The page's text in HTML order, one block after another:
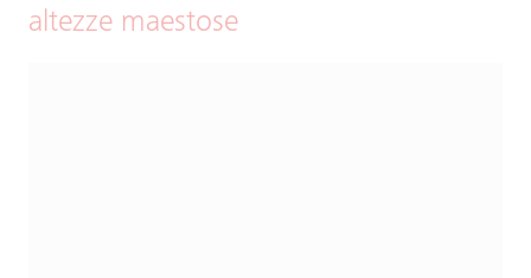
altezze maestose